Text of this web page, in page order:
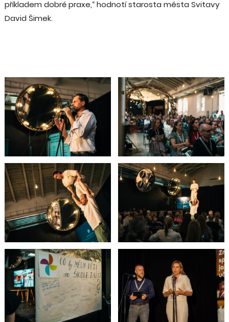
příkladem dobré praxe,“ hodnotí starosta města Svitavy
David Šimek.